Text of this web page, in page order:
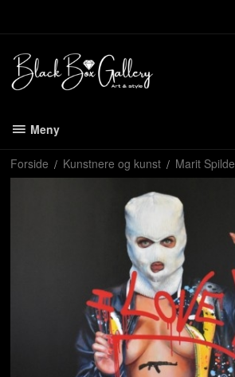
Meny
Forside Kunstnere og kunst Marit Spilde